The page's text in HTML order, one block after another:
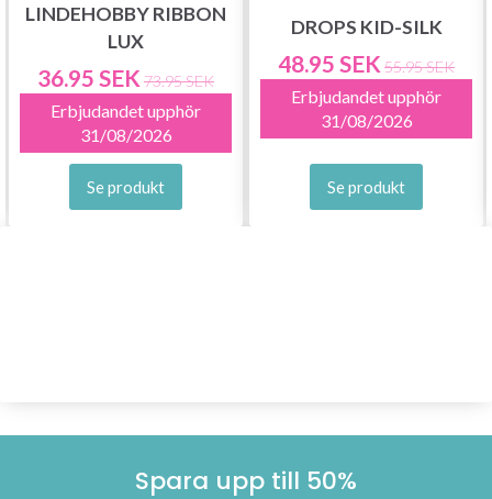
LINDEHOBBY RIBBON
LUX
36.95 SEK 73.95 SEK
Erbjudandet upphör
31/08/2026
Se produkt
DROPS KID-SILK
48.95 SEK 55.95 SEK
Erbjudandet upphör
31/08/2026
Se produkt
Spara upp till 50%